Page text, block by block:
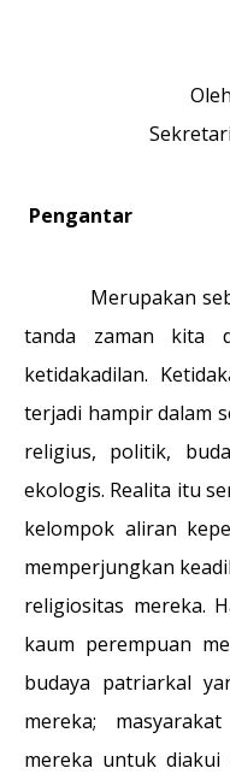
Pengantar
Merupakan
tanda zaman kita
ketidakadilan.
terjadi hampir dalam
religius, politik,
ekologis. Realita itu
kelompok aliran
memperjungkan
religiositas mereka.
kaum perempuan
budaya patriarkal
mereka;
mereka untuk